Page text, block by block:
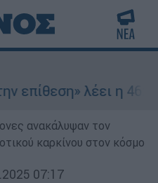
λέει η
ανακάλυψαν τον
καρκίνου στον κόσμο
07:17